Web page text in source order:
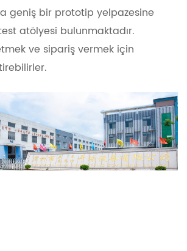
geniş bir prototip yelpazesine
atölyesi bulunmaktadır.
ve sipariş vermek için